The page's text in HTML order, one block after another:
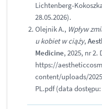
Lichtenberg-
28.05.2026).
Olejnik A., Wpływ
u kobiet w ciąży,
Medicine, 2025, nr 2.
https://
content/uploads/
PL.pdf (data dostępu: